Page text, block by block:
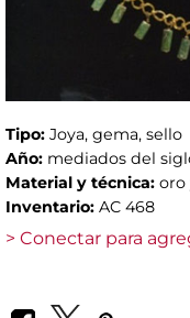
Tipo: Joya, gema, sello
Año: mediados del
Material y técnica: oro
Inventario: AC 468
> Conectar para